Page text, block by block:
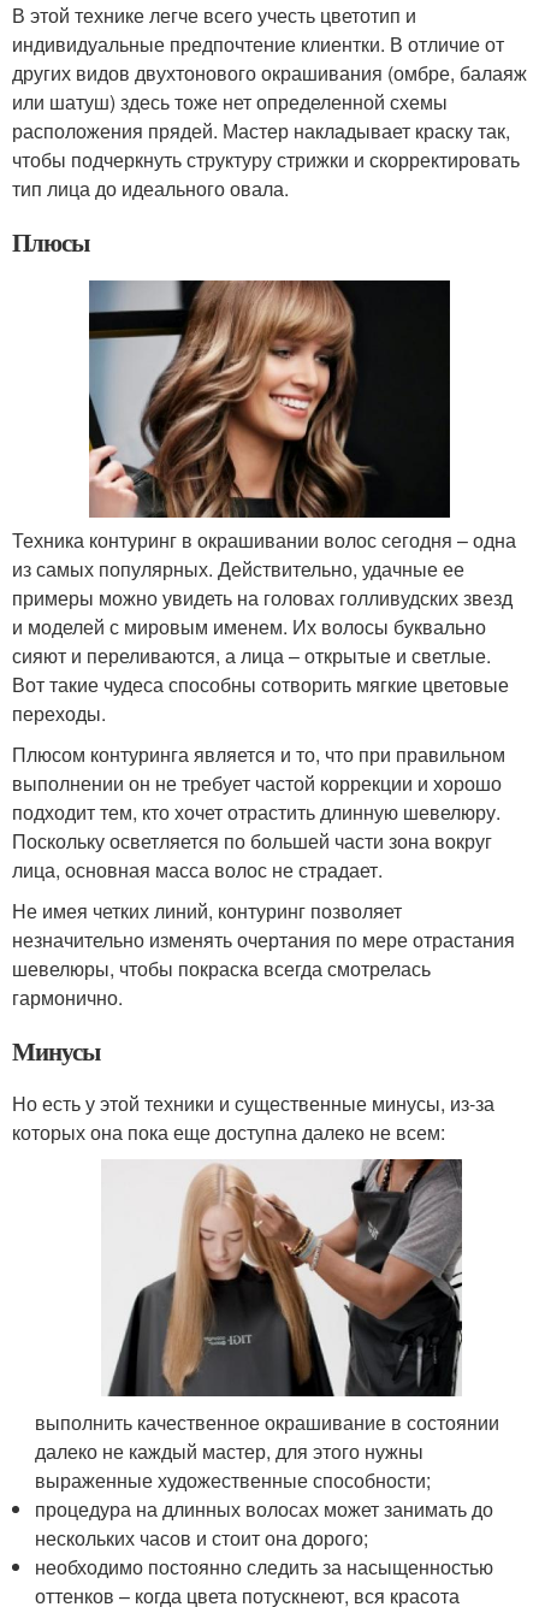
В этой технике легче всего учесть цветотип и
индивидуальные предпочтение клиентки. В отличие от
других видов двухтонового окрашивания (омбре, балаяж
или шатуш) здесь тоже нет определенной схемы
расположения прядей. Мастер накладывает краску так,
чтобы подчеркнуть структуру стрижки и скорректировать
тип лица до идеального овала.
Плюсы
Техника контуринг в окрашивании волос сегодня – одна
из самых популярных. Действительно, удачные ее
примеры можно увидеть на головах голливудских звезд
и моделей с мировым именем. Их волосы буквально
сияют и переливаются, а лица – открытые и светлые.
Вот такие чудеса способны сотворить мягкие цветовые
переходы.
Плюсом контуринга является и то, что при правильном
выполнении он не требует частой коррекции и хорошо
подходит тем, кто хочет отрастить длинную шевелюру.
Поскольку осветляется по большей части зона вокруг
лица, основная масса волос не страдает.
Не имея четких линий, контуринг позволяет
незначительно изменять очертания по мере отрастания
шевелюры, чтобы покраска всегда смотрелась
гармонично.
Минусы
Но есть у этой техники и существенные минусы, из-за
которых она пока еще доступна далеко не всем:
выполнить качественное окрашивание в состоянии
далеко не каждый мастер, для этого нужны
выраженные художественные способности;
процедура на длинных волосах может занимать до
нескольких часов и стоит она дорого;
необходимо постоянно следить за насыщенностью
оттенков – когда цвета потускнеют, вся красота